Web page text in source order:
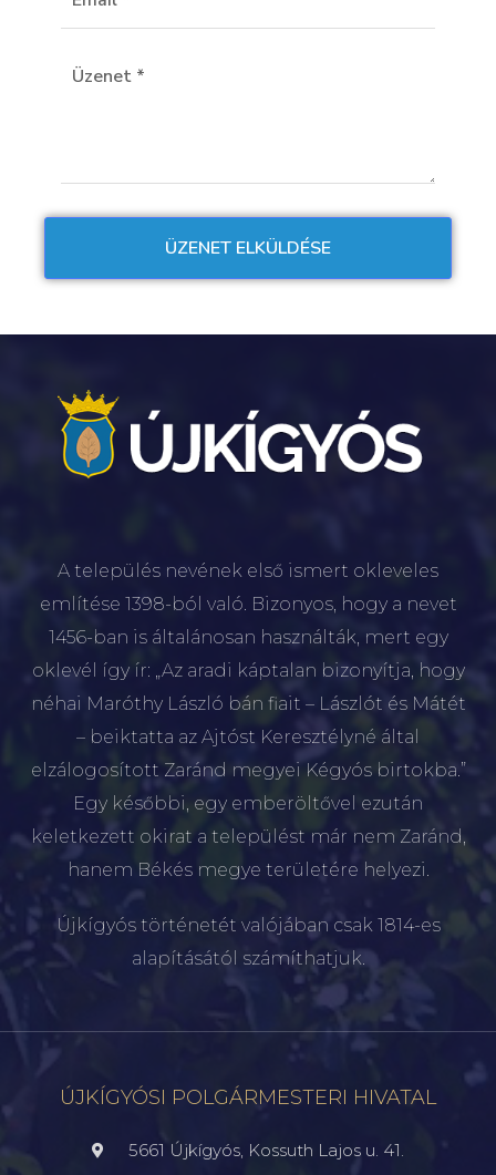
A település nevének első ismert okleveles
említése 1398-ból való. Bizonyos, hogy a nevet
1456-ban is általánosan használták, mert egy
oklevél így ír: „Az aradi káptalan bizonyítja, hogy
néhai Maróthy László bán fiait – Lászlót és Mátét
– beiktatta az Ajtóst Keresztélyné által
elzálogosított Zaránd megyei Kégyós birtokba.”
Egy későbbi, egy emberöltővel ezután
keletkezett okirat a települést már nem Zaránd,
hanem Békés megye területére helyezi.
Újkígyós történetét valójában csak 1814-es
alapításától számíthatjuk.
ÚJKÍGYÓSI POLGÁRMESTERI HIVATAL
5661 Újkígyós, Kossuth Lajos u. 41.